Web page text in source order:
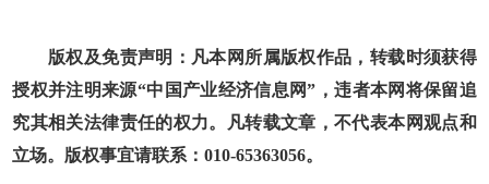
版权及免责声明：凡本网所属版权作品，转载时须获得
授权并注明来源“中国产业经济信息网”，违者本网将保留追
究其相关法律责任的权力。凡转载文章，不代表本网观点和
立场。版权事宜请联系：010-65363056。